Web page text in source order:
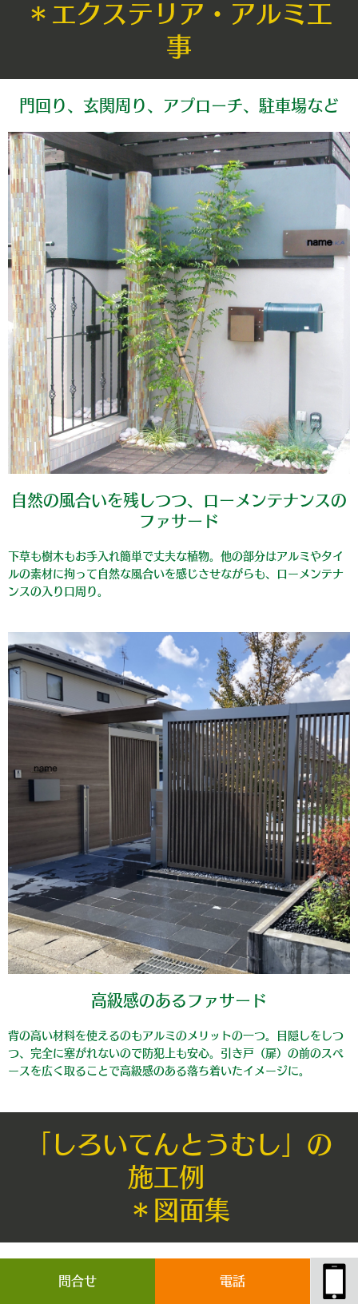
問合せ 電話
＊エクステリア・アルミ工
事
門回り、玄関周り、アプローチ、駐車場など
自然の風合いを残しつつ、ローメンテナンスの
ファサード
下草も樹木もお手入れ簡単で丈夫な植物。他の部分はアルミやタイ
ルの素材に拘って自然な風合いを感じさせながらも、ローメンテナ
ンスの入り口周り。
高級感のあるファサード
背の高い材料を使えるのもアルミのメリットの一つ。目隠しをしつ
つ、完全に塞がれないので防犯上も安心。引き戸（扉）の前のスペ
ースを広く取ることで高級感のある落ち着いたイメージに。
「しろいてんとうむし」の
施工例
＊図面集